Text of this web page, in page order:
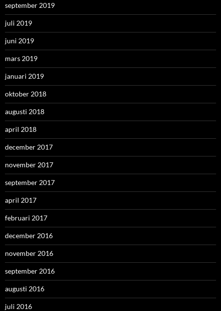
september 2019
juli 2019
juni 2019
mars 2019
januari 2019
oktober 2018
augusti 2018
april 2018
december 2017
november 2017
september 2017
april 2017
februari 2017
december 2016
november 2016
september 2016
augusti 2016
juli 2016